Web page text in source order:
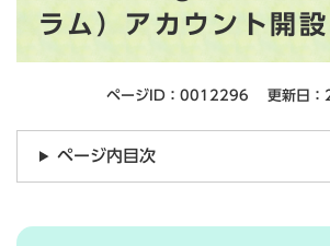
ラム）アカウント開
ページID：0012296 更新日
ページ内目次